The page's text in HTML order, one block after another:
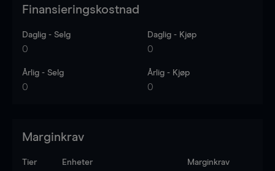
Finansieringskostnad
Daglig - Selg
0
Daglig - Kjøp
0
Årlig - Selg
0
Årlig - Kjøp
0
Marginkrav
Tier Enheter Marginkrav